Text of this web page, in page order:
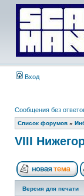
Вход
Сообщения без
Список форумов »
VIII
Версия для печати